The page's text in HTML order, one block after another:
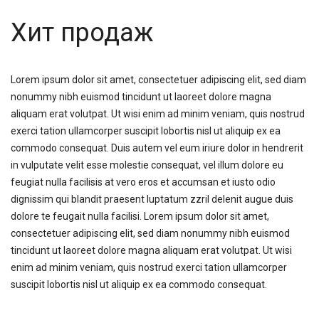
Хит продаж
Lorem ipsum dolor sit amet, consectetuer adipiscing elit, sed diam
nonummy nibh euismod tincidunt ut laoreet dolore magna
aliquam erat volutpat. Ut wisi enim ad minim veniam, quis nostrud
exerci tation ullamcorper suscipit lobortis nisl ut aliquip ex ea
commodo consequat. Duis autem vel eum iriure dolor in hendrerit
in vulputate velit esse molestie consequat, vel illum dolore eu
feugiat nulla facilisis at vero eros et accumsan et iusto odio
dignissim qui blandit praesent luptatum zzril delenit augue duis
dolore te feugait nulla facilisi. Lorem ipsum dolor sit amet,
consectetuer adipiscing elit, sed diam nonummy nibh euismod
tincidunt ut laoreet dolore magna aliquam erat volutpat. Ut wisi
enim ad minim veniam, quis nostrud exerci tation ullamcorper
suscipit lobortis nisl ut aliquip ex ea commodo consequat.